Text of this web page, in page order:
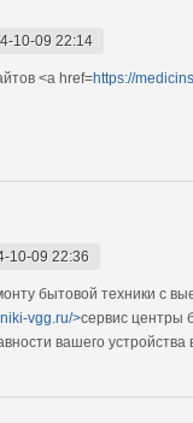
10-09 22:14
<a href=https://
10-09 22:36
бытовой техники с
vgg.ru/>сервис центры
вашего